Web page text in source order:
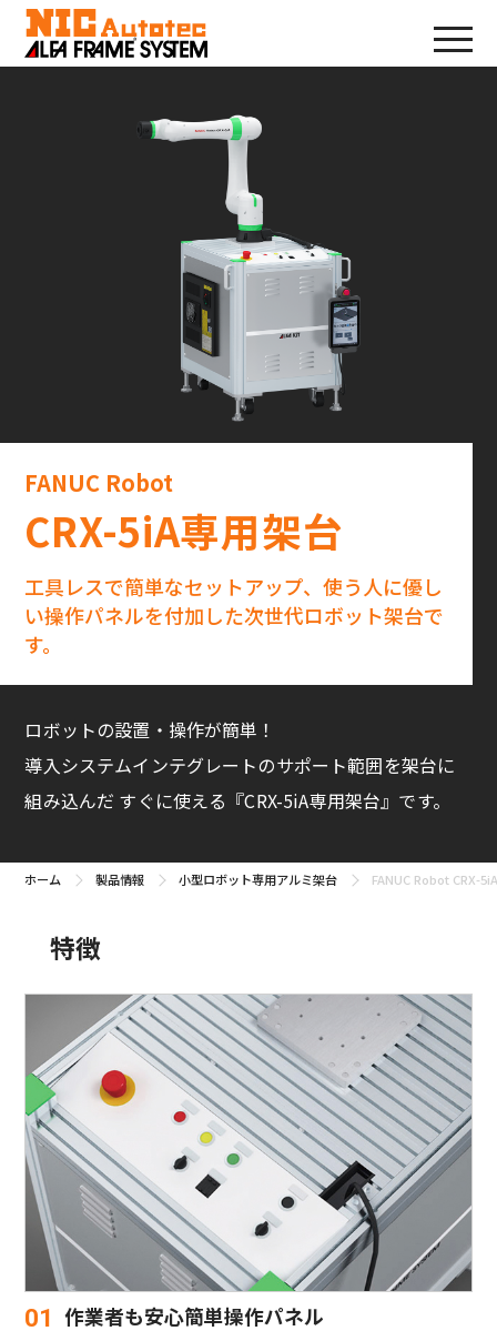
FANUC Robot
CRX-5iA専用架台
工具レスで簡単なセットアップ、使う人に優し
い操作パネルを付加した次世代ロボット架台で
す。
ロボットの設置・操作が簡単！
導入システムインテグレートのサポート範囲を架台に
組み込んだ すぐに使える『CRX-5iA専用架台』です。
ホーム 製品情報 小型ロボット専用アルミ架台 FANUC Robot CRX-
特徴
01 作業者も安心簡単操作パネル